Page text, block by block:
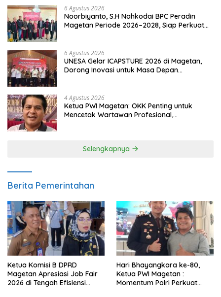
6 Agustus 2026
Noorbiyanto, S.H Nahkodai BPC Peradin
Magetan Periode 2026–2028, Siap Perkuat
6 Agustus 2026
UNESA Gelar ICAPSTURE 2026 di Magetan,
Dorong Inovasi untuk Masa Depan
4 Agustus 2026
Ketua PWI Magetan: OKK Penting untuk
Mencetak Wartawan Profesional,
Selengkapnya
Berita Pemerintahan
Ketua Komisi B DPRD
Magetan Apresiasi Job Fair
2026 di Tengah Efisiensi
Hari Bhayangkara ke-80,
Ketua PWI Magetan :
Momentum Polri Perkuat